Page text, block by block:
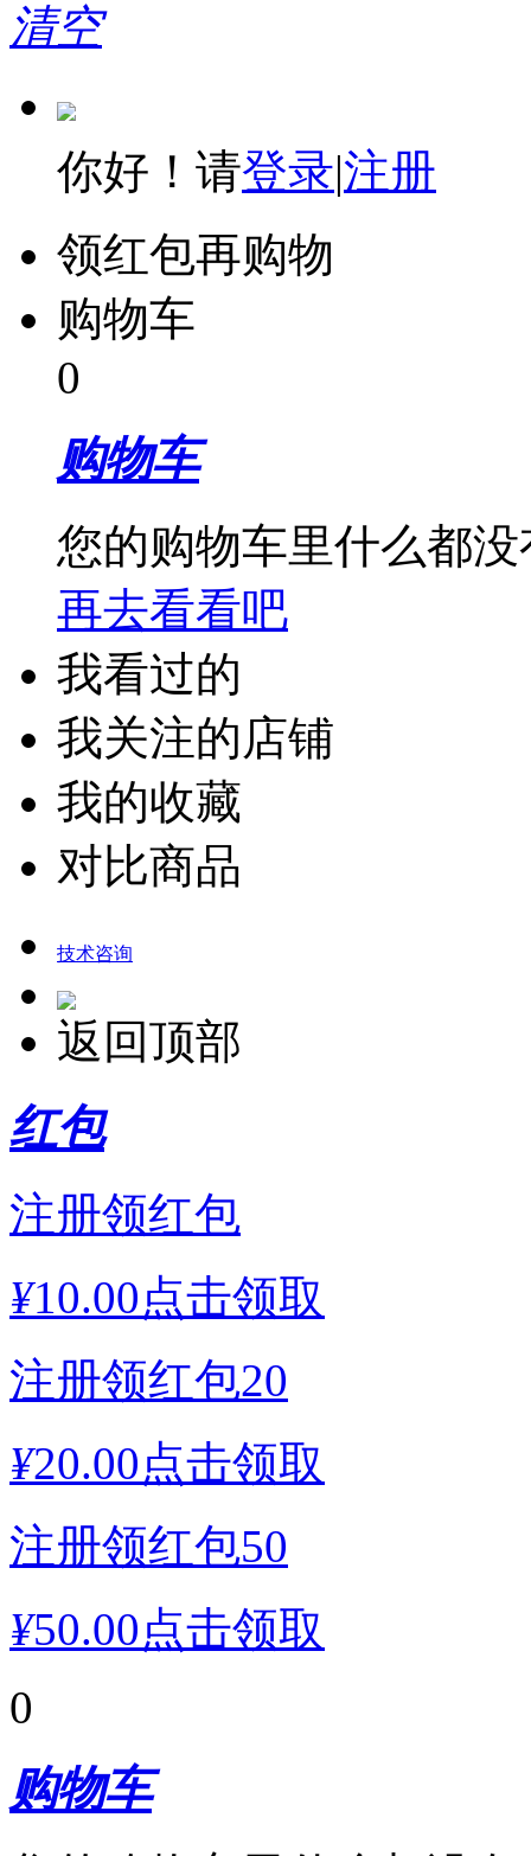
清空
你好！请登录|注册
领红包再购物
购物车
0
购物车
您的购物车里什么都没
再去看看吧
我看过的
我关注的店铺
我的收藏
对比商品
技术咨询
返回顶部
红包
注册领红包
¥10.00点击领取
注册领红包20
¥20.00点击领取
注册领红包50
¥50.00点击领取
0
购物车